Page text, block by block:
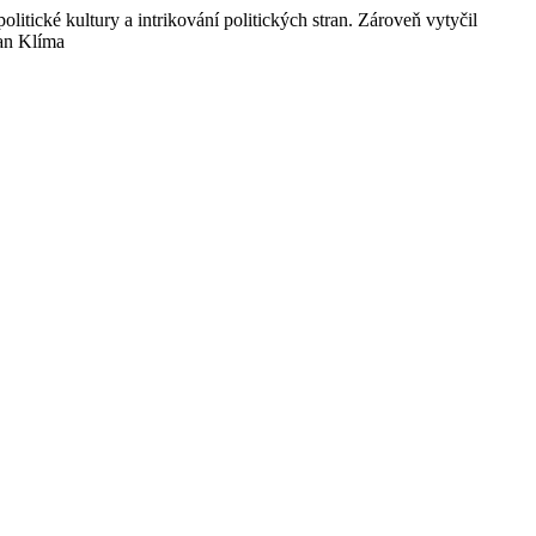
kultury a intrikování politických stran. Zároveň vytyčil
Klíma